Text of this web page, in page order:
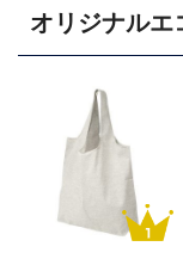
オリジナルエ